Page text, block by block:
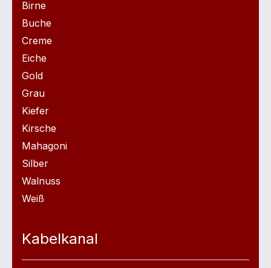
Birne
Buche
Creme
Eiche
Gold
Grau
Kiefer
Kirsche
Mahagoni
Silber
Walnuss
Weiß
Kabelkanal